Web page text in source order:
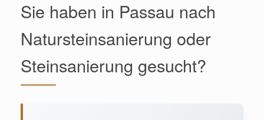
Sie haben in Passau nach
Natursteinsanierung oder
Steinsanierung gesucht?